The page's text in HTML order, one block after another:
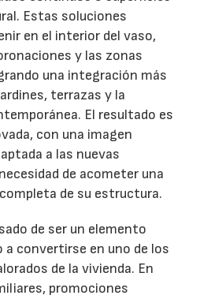
Estas soluciones
en el interior del vaso,
y las zonas
una integración más
terrazas y la
El resultado es
con una imagen
a las nuevas
de acometer una
de su estructura.
de ser un elemento
convertirse en uno de los
de la vivienda. En
promociones